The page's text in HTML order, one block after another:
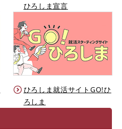
ひろしま宣言
ひろしま就活サイトGO!ひ
ろしま